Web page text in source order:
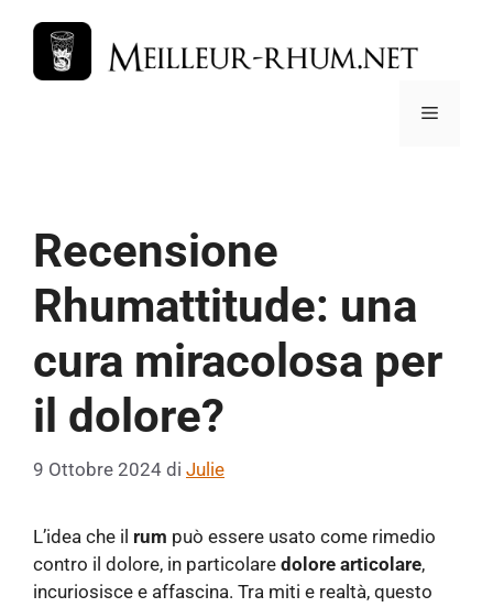
contenuto
Menu
Recensione
Rhumattitude: una
cura miracolosa per
il dolore?
9 Ottobre 2024 di Julie
L’idea che il rum può essere usato come rimedio
contro il dolore, in particolare dolore articolare,
incuriosisce e affascina. Tra miti e realtà, questo